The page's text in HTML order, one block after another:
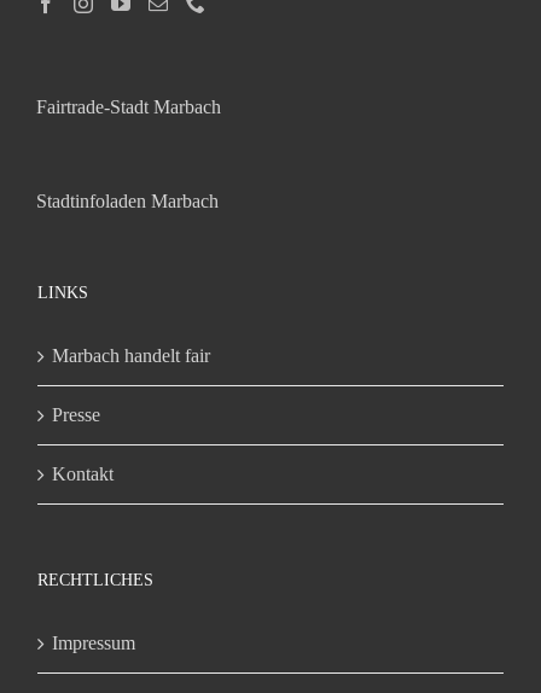
Fairtrade-Stadt Marbach
Stadtinfoladen Marbach
LINKS
Marbach handelt fair
Presse
Kontakt
RECHTLICHES
Impressum